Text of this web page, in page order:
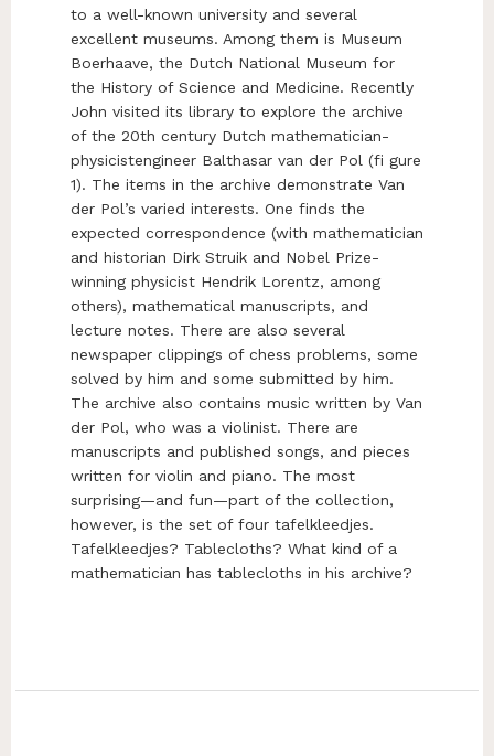
to a well-known university and several
excellent museums. Among them is Museum
Boerhaave, the Dutch National Museum for
the History of Science and Medicine. Recently
John visited its library to explore the archive
of the 20th century Dutch mathematician-
physicistengineer Balthasar van der Pol (fi gure
1). The items in the archive demonstrate Van
der Pol’s varied interests. One finds the
expected correspondence (with mathematician
and historian Dirk Struik and Nobel Prize-
winning physicist Hendrik Lorentz, among
others), mathematical manuscripts, and
lecture notes. There are also several
newspaper clippings of chess problems, some
solved by him and some submitted by him.
The archive also contains music written by Van
der Pol, who was a violinist. There are
manuscripts and published songs, and pieces
written for violin and piano. The most
surprising—and fun—part of the collection,
however, is the set of four tafelkleedjes.
Tafelkleedjes? Tablecloths? What kind of a
mathematician has tablecloths in his archive?